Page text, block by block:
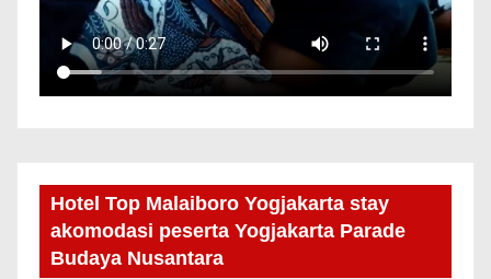
Hotel Top Malaiboro Yogjakarta stay
akomodasi peserta Yogjakarta Parade
Budaya Nusantara